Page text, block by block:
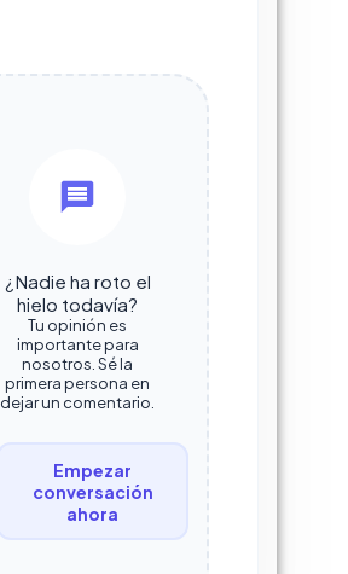
¿Nadie ha roto el
hielo todavía?
Tu opinión es
importante para
nosotros. Sé la
primera persona en
dejar un comentario.
Empezar
conversación
ahora